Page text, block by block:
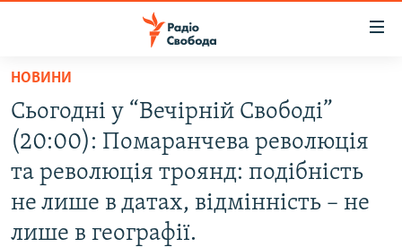
Перейти
основного
матеріалу
до
основної
навігації
РАДІО СВОБОДА – 70 РОКІВ
ВСЕ ЗА ДОБУ
СТАТТІ
РОСІЙСЬКА «ФІЛЬТРАЦІЯ»
НОВИНИ
Сьогодні у “Вечірній Свободі”
(20:00): Помаранчева революція
та революція троянд: подібність
не лише в датах, відмінність – не
лише в географії.